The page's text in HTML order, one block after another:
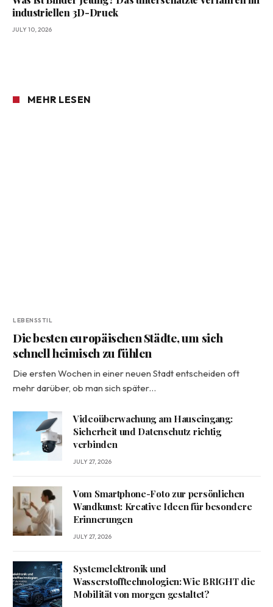
industriellen 3D-Druck
JULY 10, 2026
MEHR LESEN
LEBENSSTIL
Die besten europäischen Städte, um sich
schnell heimisch zu fühlen
Die ersten Wochen in einer neuen Stadt entscheiden oft
mehr darüber, ob man sich später…
Videoüberwachung am Hauseingang:
Sicherheit und Datenschutz richtig
verbinden
JULY 27, 2026
Vom Smartphone-Foto zur persönlichen
Wandkunst: Kreative Ideen für besondere
Erinnerungen
JULY 27, 2026
Systemelektronik und
Wasserstofftechnologien: Wie BRIGHT die
Mobilität von morgen gestaltet?